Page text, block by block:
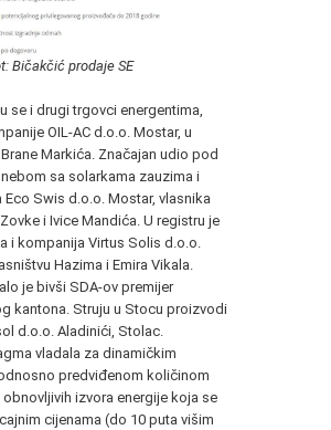
Bičakčić prodaje SE
se i drugi trgovci energentima,
OIL-AC d.o.o. Mostar, u
Markića. Značajan udio pod
sa solarkama zauzima i
Eco Swis d.o.o. Mostar, vlasnika
i Ivice Mandića. U registru je
i kompanija Virtus Solis d.o.o.
Hazima i Emira Vikala.
je bivši SDA-ov premijer
kantona. Struju u Stocu proizvodi
d.o.o. Aladinići, Stolac.
vladala za dinamičkim
predviđenom količinom
obnovljivih izvora energije koja se
cijenama (do 10 puta višim